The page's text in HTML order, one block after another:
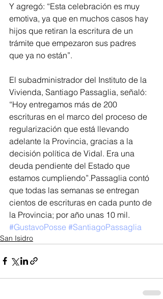
Y agregó: “Esta celebración es muy
emotiva, ya que en muchos casos hay
hijos que retiran la escritura de un
trámite que empezaron sus padres
que ya no están”.
El subadministrador del Instituto de la
Vivienda, Santiago Passaglia, señaló:
“Hoy entregamos más de 200
escrituras en el marco del proceso de
regularización que está llevando
adelante la Provincia, gracias a la
decisión política de Vidal. Era una
deuda pendiente del Estado que
estamos cumpliendo”.Passaglia contó
que todas las semanas se entregan
cientos de escrituras en cada punto de
la Provincia; por año unas 10 mil.
#GustavoPosse #SantiagoPassaglia
San Isidro